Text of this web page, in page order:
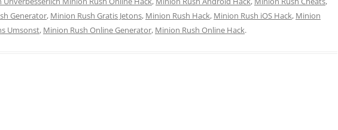
Generator, Minion Rush Gratis Jetons, Minion Rush Hack, Minion Rush iOS Hack, Minion
Umsonst, Minion Rush Online Generator, Minion Rush Online Hack.